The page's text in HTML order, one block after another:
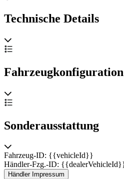
Technische Details
Fahrzeugkonfiguration
Sonderausstattung
Fahrzeug-ID: {{vehicleId}}
Händler-Fzg.-ID:
Händler Impressum